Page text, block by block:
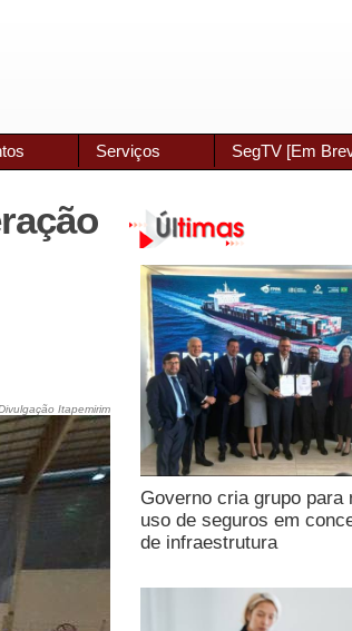
Serviços SegTV [Em
Itapemirim
Governo cria grupo para
uso de seguros em
de infraestrutura